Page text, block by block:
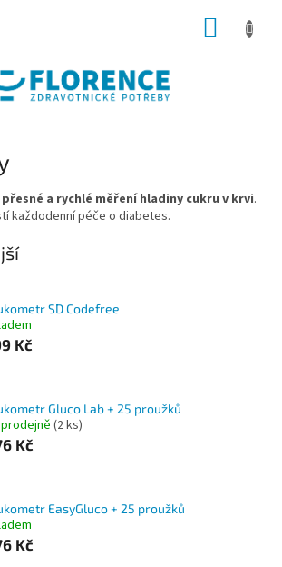
přesné a rychlé měření hladiny cukru v krvi.
každodenní péče o diabetes.
SD Codefree
Kč
Gluco Lab + 25 proužků
prodejně (2 ks)
Kč
EasyGluco + 25 proužků
Kč